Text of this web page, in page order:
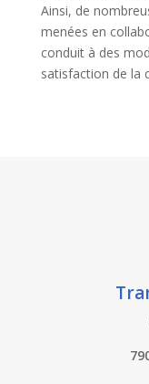
Ainsi, de
menées en
conduit à des
satisfaction de la